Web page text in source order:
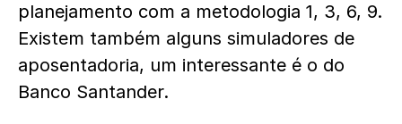
planejamento com a metodologia 1, 3, 6, 9.
Existem também alguns simuladores de
aposentadoria, um interessante é o do
Banco Santander.